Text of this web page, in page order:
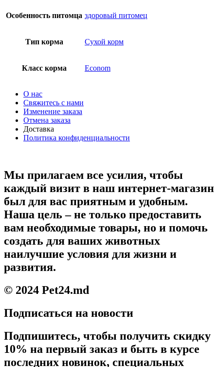
Особенность питомца здоровый питомец
Тип корма Сухой корм
Класс корма Econom
О нас
Свяжитесь с нами
Изменение заказа
Отмена заказа
Доставка
Политика конфиденциальности
Мы прилагаем все усилия, чтобы
каждый визит в наш интернет-магазин
был для вас приятным и удобным.
Наша цель – не только предоставить
вам необходимые товары, но и помочь
создать для ваших животных
наилучшие условия для жизни и
развития.
© 2024 Pet24.md
Подписаться на новости
Подпишитесь, чтобы получить скидку
10% на первый заказ и быть в курсе
последних новинок, специальных